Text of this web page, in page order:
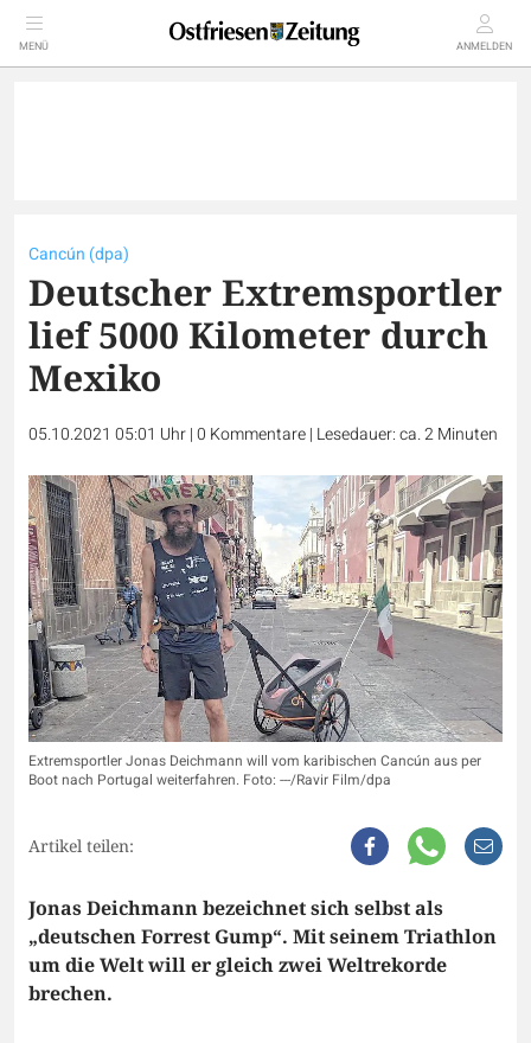
MENÜ ANMELDEN
Cancún (dpa)
Deutscher Extremsportler
lief 5000 Kilometer durch
Mexiko
05.10.2021 05:01 Uhr|0 Kommentare| Lesedauer: ca. 2 Minuten
Extremsportler Jonas Deichmann will vom karibischen Cancún aus per
Boot nach Portugal weiterfahren. Foto: ---/Ravir Film/dpa
Artikel teilen:
Jonas Deichmann bezeichnet sich selbst als
„deutschen Forrest Gump“. Mit seinem Triathlon
um die Welt will er gleich zwei Weltrekorde
brechen.